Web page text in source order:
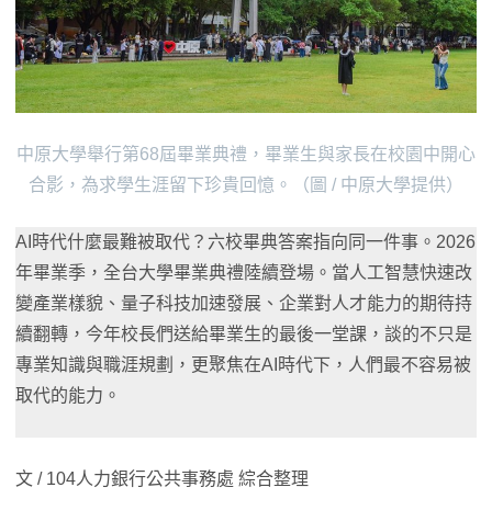
中原大學舉行第68屆畢業典禮，畢業生與家長在校園中開心
合影，為求學生涯留下珍貴回憶。（圖 / 中原大學提供）
AI時代什麼最難被取代？六校畢典答案指向同一件事。2026
年畢業季，全台大學畢業典禮陸續登場。當人工智慧快速改
變產業樣貌、量子科技加速發展、企業對人才能力的期待持
續翻轉，今年校長們送給畢業生的最後一堂課，談的不只是
專業知識與職涯規劃，更聚焦在AI時代下，人們最不容易被
取代的能力。
文 / 104人力銀行公共事務處 綜合整理